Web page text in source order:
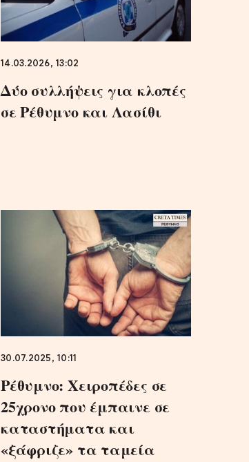
14.03.2026, 13:02
Δύο συλλήψεις για κλοπές
σε Ρέθυμνο και Λασίθι
30.07.2025, 10:11
Ρέθυμνο: Χειροπέδες σε
25χρονο που έμπαινε σε
καταστήματα και
«ξάφριζε» τα ταμεία